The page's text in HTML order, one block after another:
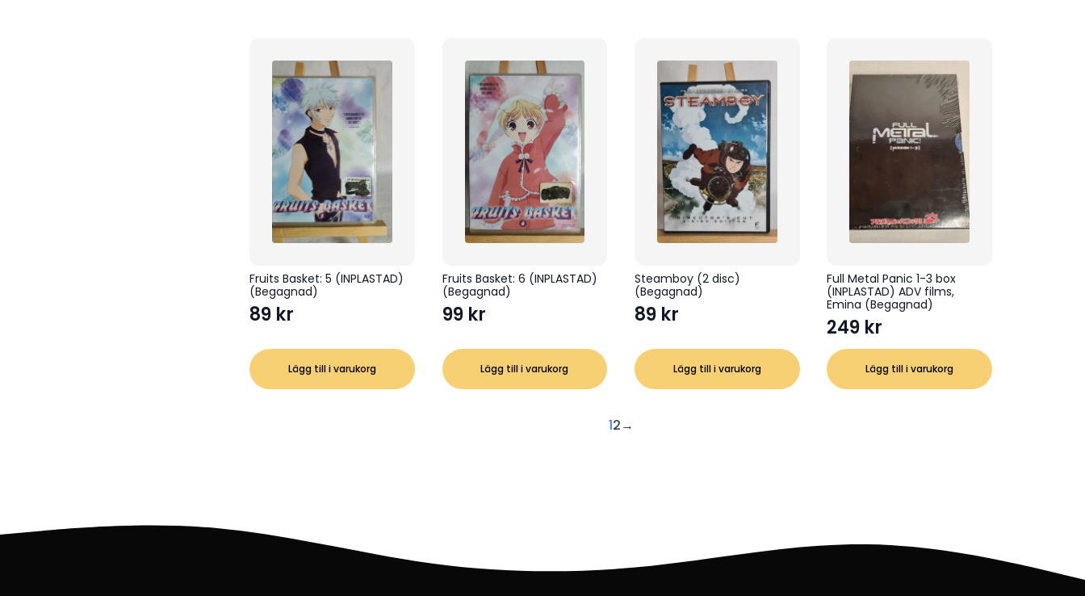
Fruits Basket: 5 (INPLASTAD)
(Begagnad)
89 kr
Lägg till i varukorg
Fruits Basket: 6 (INPLASTAD)
(Begagnad)
99 kr
Lägg till i varukorg
Steamboy (2 disc)
(Begagnad)
89 kr
Lägg till i varukorg
Full Metal Panic 1-3 box
(INPLASTAD) ADV films,
Emina (Begagnad)
249 kr
Lägg till i varukorg
12→